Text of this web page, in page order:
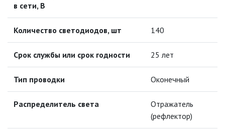
ФОНТАНЫ
ЭЛЕКТРОЗВОНКИ И АКСЕССУАРЫ
ЭЛЕКТРОУСТАНОВОЧНЫЕ
ИЗДЕЛИЯ
ЭЛЕМЕНТЫ ПИТАНИЯ
в сети, В
Количество светодиодов, шт 140
Срок службы или срок годности 25 лет
Тип проводки Оконечный
Распределитель света
Отражатель
(рефлектор)